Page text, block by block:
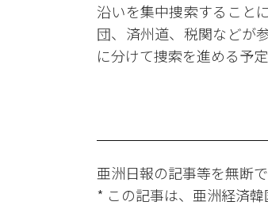
沿いを集中捜索すること
団、済州道、税関などが
に分けて捜索を進める予定
亜洲日報の記事等を無断
* この記事は、亜洲経済韓